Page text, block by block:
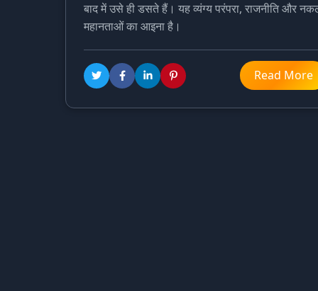
बाद में उसे ही डसते हैं। यह व्यंग्य परंपरा, राजनीति और
महानताओं का आइना है।
Read More